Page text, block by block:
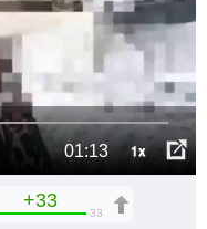
01:13 1x
+33
33